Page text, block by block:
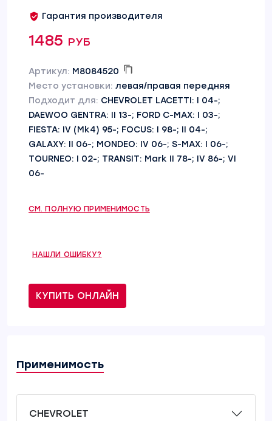
Гарантия производителя
1485 руб
Артикул: M8084520
Место установки: левая/правая передняя
Подходит для: CHEVROLET LACETTI: I 04-;
DAEWOO GENTRA: II 13-; FORD C-MAX: I 03-;
FIESTA: IV (Mk4) 95-; FOCUS: I 98-; II 04-;
GALAXY: II 06-; MONDEO: IV 06-; S-MAX: I 06-;
TOURNEO: I 02-; TRANSIT: Mark II 78-; IV 86-; VI
06-
СМ. ПОЛНУЮ ПРИМЕНИМОСТЬ
НАШЛИ ОШИБКУ?
КУПИТЬ ОНЛАЙН
Применимость
CHEVROLET